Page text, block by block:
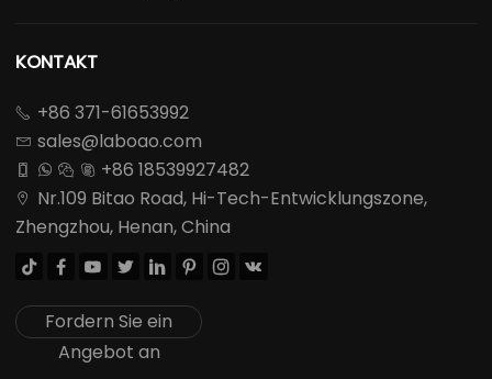
KONTAKT
 +86 371-61653992
 sales@laboao.com
    +86 18539927482

Nr.109 Bitao Road, Hi-Tech-Entwicklungszone,
Zhengzhou, Henan, China
       
Fordern Sie ein
Angebot an